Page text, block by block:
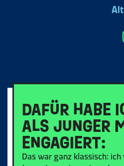
DAFÜR HABE
ALS JUNGER
ENGAGIERT:
Das war ganz klassisch: